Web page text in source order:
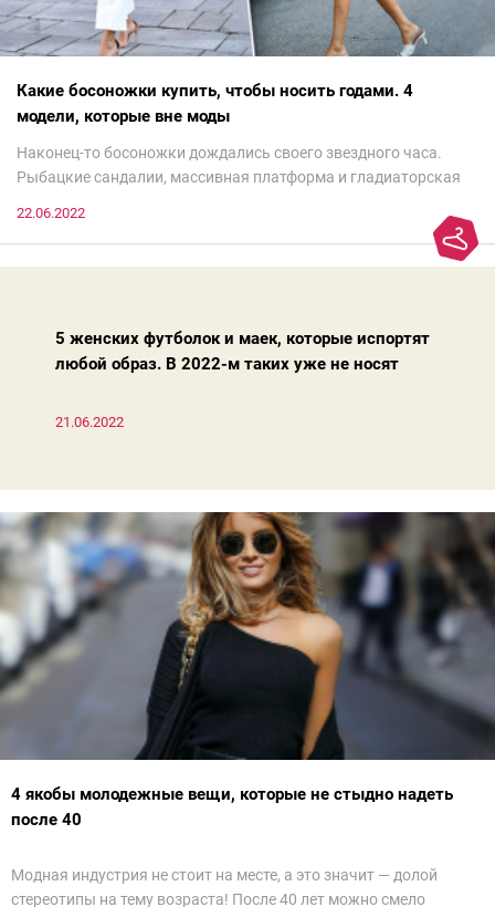
Какие босоножки купить, чтобы носить годами. 4
модели, которые вне моды
Наконец-то босоножки дождались своего звездного часа.
Рыбацкие сандалии, массивная платформа и гладиаторская
модно, совсем не обязательно бежать за ними в магазин.
Достаточно лишь провести ревизию прошлогодних покупок.
22.06.2022
5 женских футболок и маек, которые испортят
любой образ. В 2022-м таких уже не носят
21.06.2022
4 якобы молодежные вещи, которые не стыдно надеть
после 40
Модная индустрия не стоит на месте, а это значит — долой
стереотипы на тему возраста! После 40 лет можно смело